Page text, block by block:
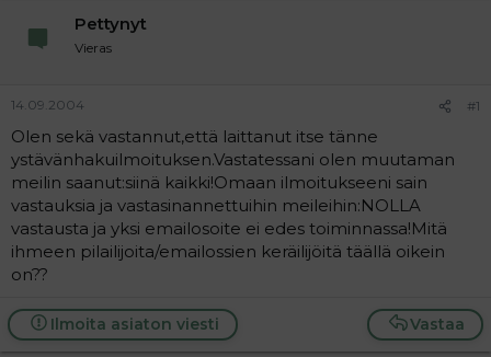
i
t
u
n
a
l
o
t
t
a
j
a
m
n
v
i
e
s
t
i
Pettynyt
Vieras
14.09.2004 #1
Olen sekä vastannut,että laittanut itse tänne
ystävänhakuilmoituksen.Vastatessani olen muutaman
meilin saanut:siinä kaikki!Omaan ilmoitukseeni sain
vastauksia ja vastasinannettuihin meileihin:NOLLA
vastausta ja yksi emailosoite ei edes toiminnassa!Mitä
ihmeen pilailijoita/emailossien keräilijöitä täällä oikein
on??
Vastaa
Ilmoita asiaton viesti